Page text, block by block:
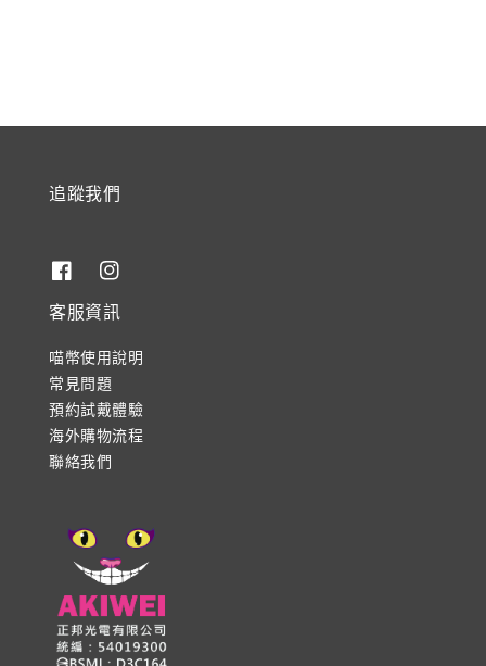
追蹤我們
客服資訊
喵幣使用說明
常見問題
預約試戴體驗
海外購物流程
聯絡我們